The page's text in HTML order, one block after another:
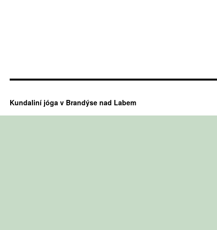
Kundaliní jóga v Brandýse nad Labem